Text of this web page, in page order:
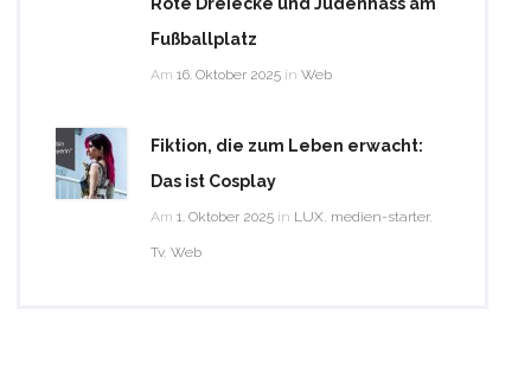
Fußballplatz
Am 16. Oktober 2025 in Web
Fiktion, die zum Leben erwacht:
Das ist Cosplay
Am 1. Oktober 2025 in LUX, medien-starter,
Tv, Web